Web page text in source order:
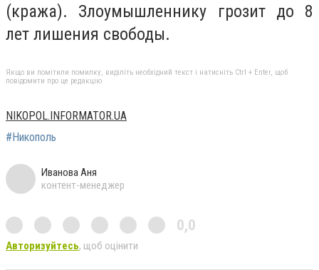
(кража). Злоумышленнику грозит до 8
лет лишения свободы.
Якщо ви помітили помилку, виділіть необхідний текст і натисніть Ctrl + Enter, щоб
повідомити про це редакцію
NIKOPOL.INFORMATOR.UA
#Никополь
Иванова Аня
контент-менеджер
0,0
Авторизуйтесь, щоб оцінити